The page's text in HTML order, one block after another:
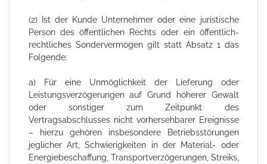
(2) Ist der Kunde Unternehmer oder eine juristische
Person des öffentlichen Rechts oder ein öffentlich-
rechtliches Sondervermögen gilt statt Absatz 1 das
Folgende:
a) Für eine Unmöglichkeit der Lieferung oder
Leistungsverzögerungen auf Grund höherer Gewalt
oder sonstiger zum Zeitpunkt des
Vertragsabschlusses nicht vorhersehbarer Ereignisse
– hierzu gehören insbesondere Betriebsstörungen
jeglicher Art, Schwierigkeiten in der Material- oder
Energiebeschaffung, Transportverzögerungen, Streiks,